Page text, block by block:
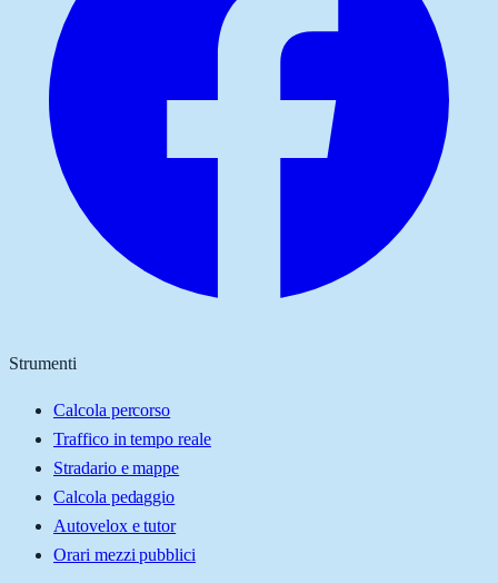
Strumenti
Calcola percorso
Traffico in tempo reale
Stradario e mappe
Calcola pedaggio
Autovelox e tutor
Orari mezzi pubblici